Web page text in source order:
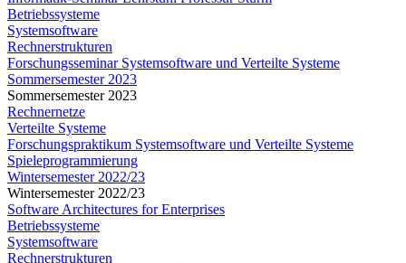
Betriebssysteme
Systemsoftware
Rechnerstrukturen
Forschungsseminar Systemsoftware und Verteilte Systeme
Sommersemester 2023
Sommersemester 2023
Rechnernetze
Verteilte Systeme
Forschungspraktikum Systemsoftware und Verteilte Systeme
Spieleprogrammierung
Wintersemester 2022/23
Wintersemester 2022/23
Software Architectures for Enterprises
Betriebssysteme
Systemsoftware
Rechnerstrukturen